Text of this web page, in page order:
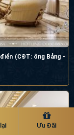
(CĐT: ông Bảng -
Ưu Đãi